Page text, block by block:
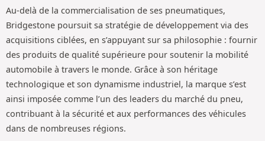
Au-delà de la commercialisation de ses pneumatiques,
Bridgestone poursuit sa stratégie de développement via des
acquisitions ciblées, en s’appuyant sur sa philosophie : fournir
des produits de qualité supérieure pour soutenir la mobilité
automobile à travers le monde. Grâce à son héritage
technologique et son dynamisme industriel, la marque s’est
ainsi imposée comme l’un des leaders du marché du pneu,
contribuant à la sécurité et aux performances des véhicules
dans de nombreuses régions.